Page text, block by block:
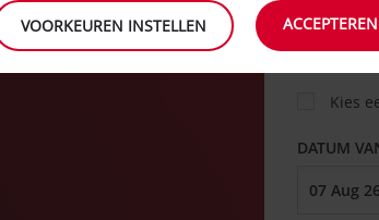
Kies
DATUM
VOORKEUREN INSTELLEN